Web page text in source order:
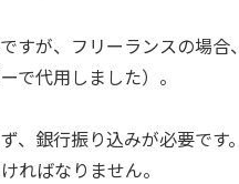
すが、フリーランスの場
で代用しました）。
銀行振り込みが必要です
ればなりません。